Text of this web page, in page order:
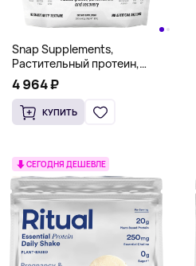
Snap Supplements,
Растительный протеин,
веганский протеиновый
порошок, банан, 853 г
4 964 ₽
КУПИТЬ
СЕГОДНЯ ДЕШЕВЛЕ